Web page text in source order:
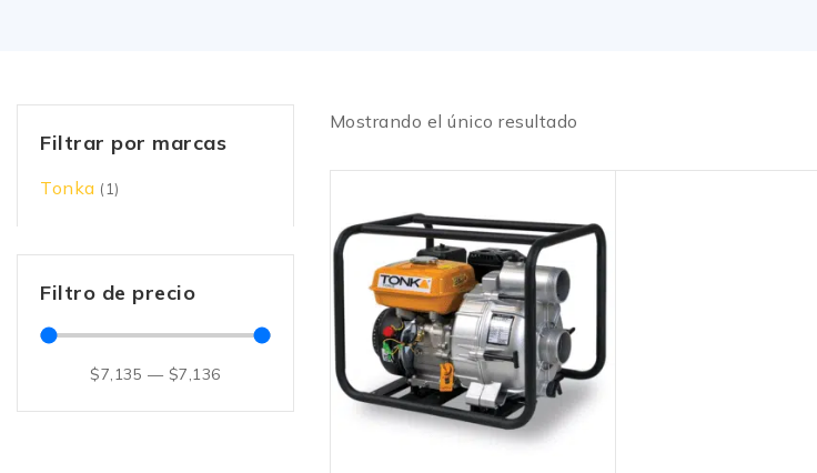
Mostrando el único resultado
Filtrar por marcas
Tonka (1)
Filtro de precio
$7,135 — $7,136